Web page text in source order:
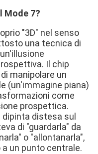
Mode 7?
"3D" nel senso
una tecnica di
Il chip
manipolare un
(un'immagine piana)
come
prospettica.
distesa sul
di "guardarla" da
o "allontanarla",
un punto centrale.